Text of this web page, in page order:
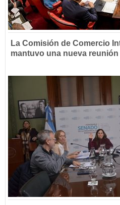
La Comisión de Comercio
mantuvo una nueva